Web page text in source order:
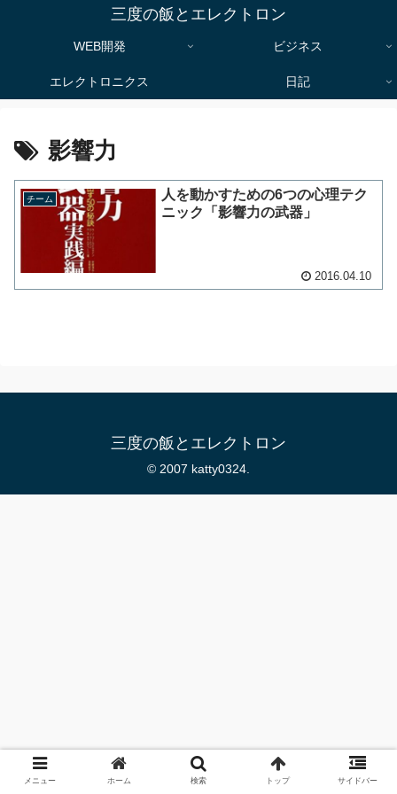
三度の飯とエレクトロン
WEB開発 ビジネス
エレクトロニクス 日記
影響力
チーム
人を動かすための6つの心理テク
ニック「影響力の武器」
2016.04.10
三度の飯とエレクトロン
© 2007 katty0324.
メニュー ホーム 検索 トップ サイドバー